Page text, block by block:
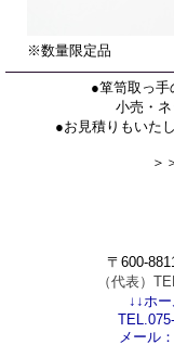
※数量限定品
●箪笥取っ手
小売・ネ
●お見積りもいた
＞
〒600-
（代表）
↓↓ホ
メール：